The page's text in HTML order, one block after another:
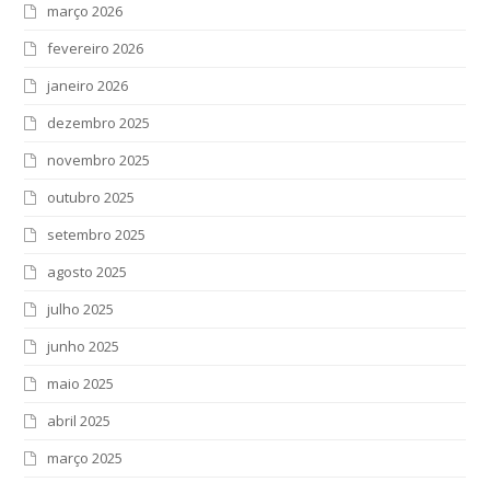
março 2026
fevereiro 2026
janeiro 2026
dezembro 2025
novembro 2025
outubro 2025
setembro 2025
agosto 2025
julho 2025
junho 2025
maio 2025
abril 2025
março 2025